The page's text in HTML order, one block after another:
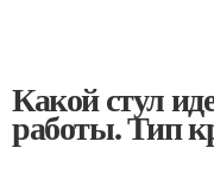
Какой стул
работы. Тип